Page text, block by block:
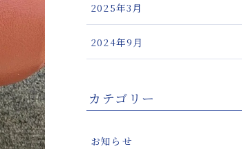
2025年3月
2024年9月
カテゴリー
お知らせ